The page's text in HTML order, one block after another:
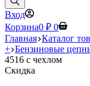
Вход
Корзина0 ₽ 0
Главная Каталог
+ Бензиновые
4516 с чехлом
Скидка